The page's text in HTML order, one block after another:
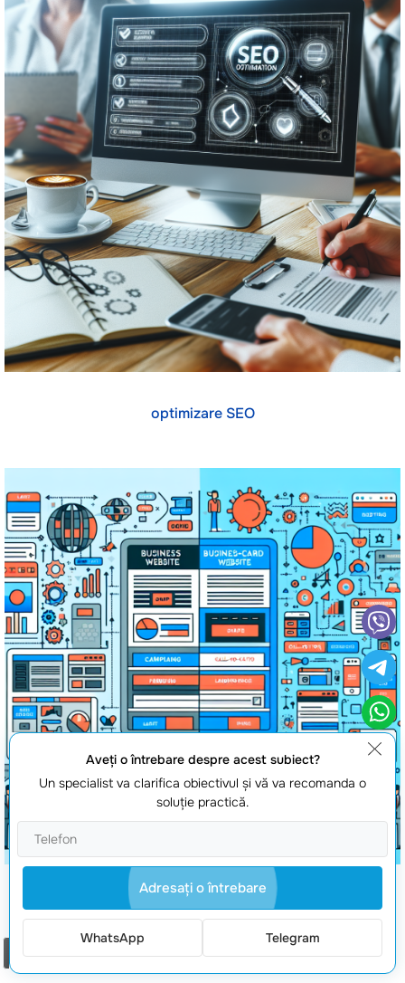
optimizare SEO
Site de vizita
Aveţi o întrebare despre acest subiect?
Un specialist va clarifica obiectivul şi vă va recomanda o
soluţie practică.
Adresaţi o întrebare
WhatsApp Telegram
Comanda un apel